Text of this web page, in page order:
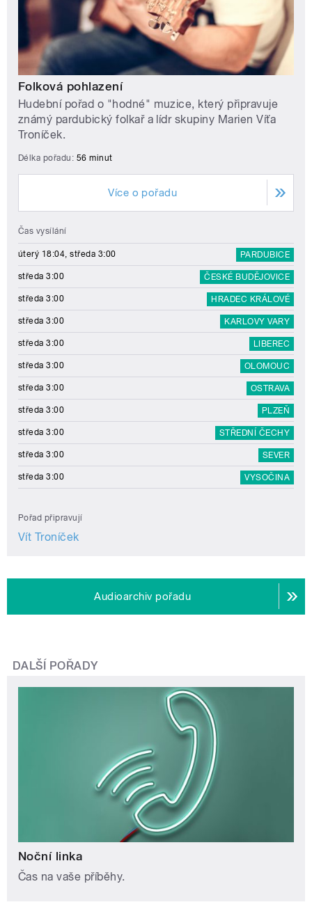
Folková pohlazení
Hudební pořad o "hodné" muzice, který připravuje
známý pardubický folkař a lídr skupiny Marien Víťa
Troníček.
Délka pořadu: 56 minut
Více o pořadu
Čas vysílání
úterý 18:04, středa 3:00 PARDUBICE
středa 3:00 ČESKÉ BUDĚJOVICE
středa 3:00 HRADEC KRÁLOVÉ
středa 3:00 KARLOVY VARY
středa 3:00 LIBEREC
středa 3:00 OLOMOUC
středa 3:00 OSTRAVA
středa 3:00 PLZEŇ
středa 3:00 STŘEDNÍ ČECHY
středa 3:00 SEVER
středa 3:00 VYSOČINA
Pořad připravují
Vít Troníček
Audioarchiv pořadu
DALŠÍ POŘADY
Noční linka
Čas na vaše příběhy.